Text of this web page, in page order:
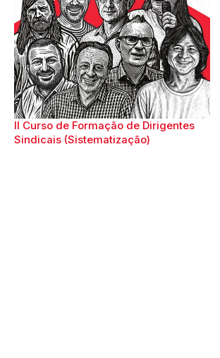
II Curso de Formação de Dirigentes
Sindicais (Sistematização)